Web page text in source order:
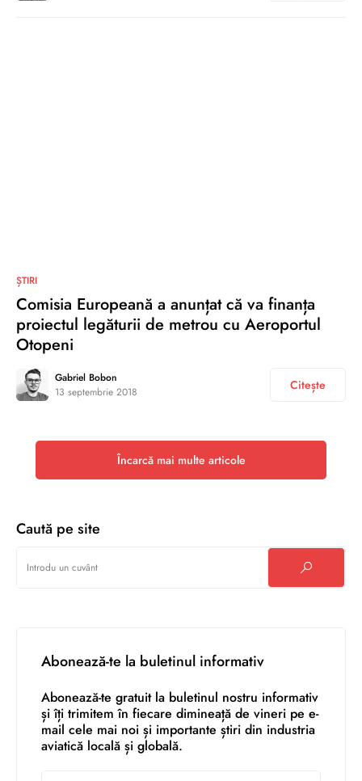
ȘTIRI
Comisia Europeană a anunțat că va finanța
proiectul legăturii de metrou cu Aeroportul
Otopeni
Gabriel Bobon
13 septembrie 2018
Citește
Încarcă mai multe articole
Caută pe site
Abonează-te la buletinul informativ
Abonează-te gratuit la buletinul nostru informativ
și îți trimitem în fiecare dimineață de vineri pe e-
mail cele mai noi și importante știri din industria
aviatică locală și globală.